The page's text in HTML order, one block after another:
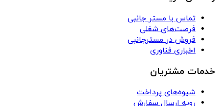
تماس با مستر جانبی
فرصت‌های شغلی
فروش در مسترجانبی
اخباری فناوری
خدمات مشتریان
شیوه‌های پرداخت
رویه ارسال سفارش